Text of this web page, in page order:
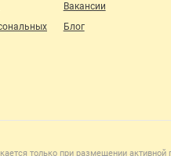
Вакансии
Блог
только при размещении активной